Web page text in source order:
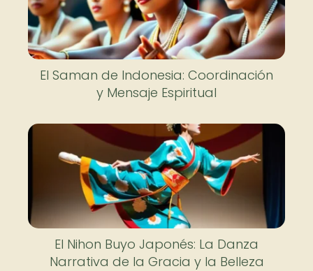
El Saman de Indonesia: Coordinación
y Mensaje Espiritual
El Nihon Buyo Japonés: La Danza
Narrativa de la Gracia y la Belleza